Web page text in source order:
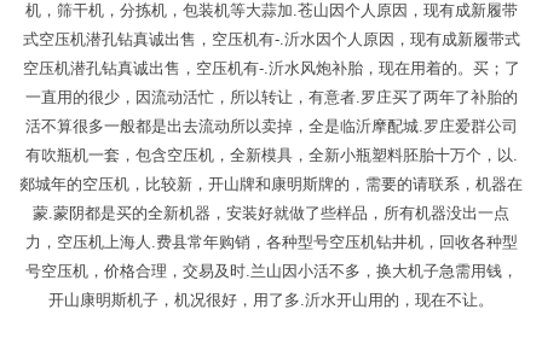
机，筛干机，分拣机，包装机等大蒜加.苍山因个人原因，现有成新履带
式空压机潜孔钻真诚出售，空压机有-.沂水因个人原因，现有成新履带式
空压机潜孔钻真诚出售，空压机有-.沂水风炮补胎，现在用着的。买；了
一直用的很少，因流动活忙，所以转让，有意者.罗庄买了两年了补胎的
活不算很多一般都是出去流动所以卖掉，全是临沂摩配城.罗庄爱群公司
有吹瓶机一套，包含空压机，全新模具，全新小瓶塑料胚胎十万个，以.
郯城年的空压机，比较新，开山牌和康明斯牌的，需要的请联系，机器在
蒙.蒙阴都是买的全新机器，安装好就做了些样品，所有机器没出一点
力，空压机上海人.费县常年购销，各种型号空压机钻井机，回收各种型
号空压机，价格合理，交易及时.兰山因小活不多，换大机子急需用钱，
开山康明斯机子，机况很好，用了多.沂水开山用的，现在不让。